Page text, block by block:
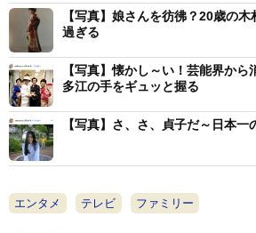
【写真】娘さんを彷彿？20歳の
過ぎる
【写真】懐かし～い！芸能界か
多江の手をギュッと握る
【写真】さ、さ、貞子だ～日本
エンタメ テレビ ファミリー